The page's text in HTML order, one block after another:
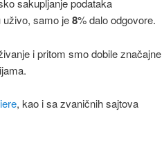
sakupljanje podataka
uživo, samo je8% dalo odgovore.
i pritom smo dobile značajne
, kao i sa zvaničnih sajtova